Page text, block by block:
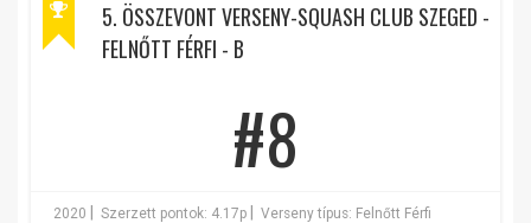
5. ÖSSZEVONT VERSENY-SQUASH CLUB SZEGED -
FELNŐTT FÉRFI - B
#8
2020 Szerzett pontok: 4.17p Verseny típus: Felnőtt Férfi